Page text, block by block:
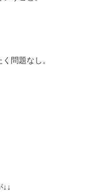
問題なし。